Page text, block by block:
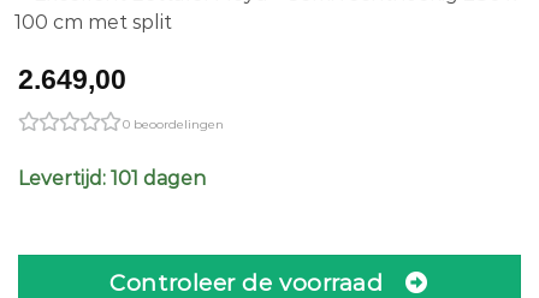
2.649,00
0 beoordelingen
Levertijd: 101 dagen
Controleer de voorraad